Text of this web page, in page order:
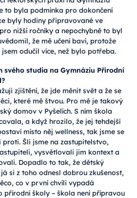
to byla podmínka pro dokončení
byly hodiny připravované ve
nižší ročníky a nepochybně to byl
že mě učení baví, protože
odučil více, než bylo potřeba.
svého studia na Gymnáziu Přírodní
zjištění, že jde měnit svět a že se
které mě štvou. Pro mě je takový
domov v Pyšelích. S ním škola
a když hrozilo, že jej tehdejší
místo něj wellness, tak jsme se
Šli jsme na zastupitelstvo,
vysvětlovali jim kontext a
Dopadlo to tak, že dětský
si z toho odnesl dobrou zkušenost,
co v první chvíli vypadá
přírodní školy – škola není přípravou